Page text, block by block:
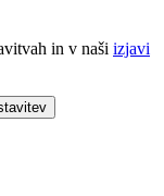
in v naši izjavi